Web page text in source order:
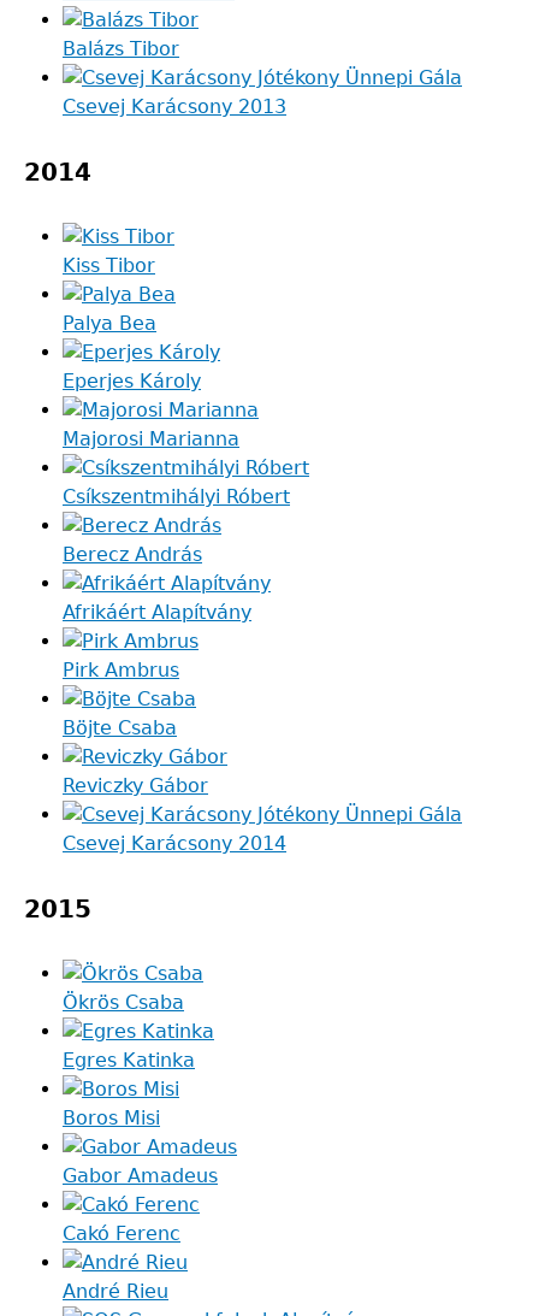
Balázs Tibor
Csevej Karácsony 2013
2014
Kiss Tibor
Palya Bea
Eperjes Károly
Majorosi Marianna
Csíkszentmihályi Róbert
Berecz András
Afrikáért Alapítvány
Pirk Ambrus
Böjte Csaba
Reviczky Gábor
Csevej Karácsony 2014
2015
Ökrös Csaba
Egres Katinka
Boros Misi
Gabor Amadeus
Cakó Ferenc
André Rieu